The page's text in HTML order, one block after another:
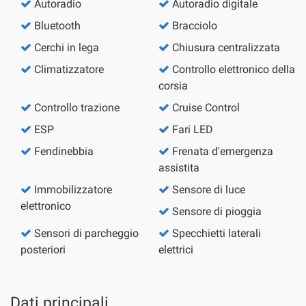
Autoradio
Autoradio digitale
Bluetooth
Bracciolo
Cerchi in lega
Chiusura centralizzata
Climatizzatore
Controllo elettronico della
corsia
Controllo trazione
Cruise Control
ESP
Fari LED
Fendinebbia
Frenata d'emergenza
assistita
Immobilizzatore
elettronico
Sensore di luce
Sensore di pioggia
Sensori di parcheggio
posteriori
Specchietti laterali
elettrici
Salva
le